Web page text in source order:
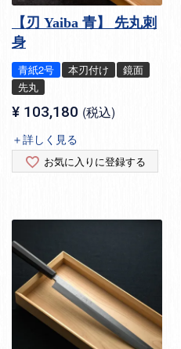
【刃 Yaiba 青】 先丸刺
身
青紙2号 本刃付け
鏡面
先丸
¥ 103,180 税込
＋詳しく見る
お気に入りに登録する